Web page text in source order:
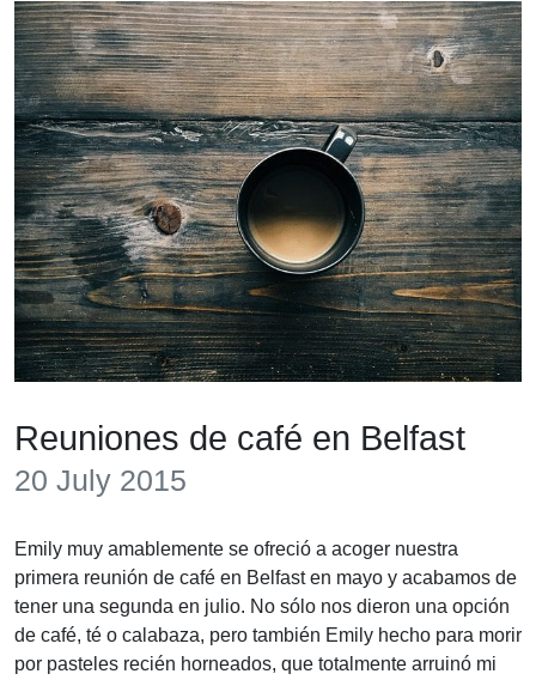
Reuniones de café en Belfast
20 July 2015
Emily muy amablemente se ofreció a acoger nuestra
primera reunión de café en Belfast en mayo y acabamos de
tener una segunda en julio. No sólo nos dieron una opción
de café, té o calabaza, pero también Emily hecho para morir
por pasteles recién horneados, que totalmente arruinó mi